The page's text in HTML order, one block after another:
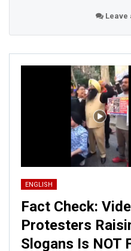
Leave
ENGLISH
Fact Check:
Protesters
Slogans Is NOT